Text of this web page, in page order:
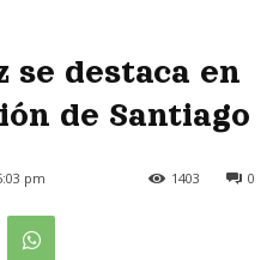
se destaca en
de Santiago
pm 0
1403